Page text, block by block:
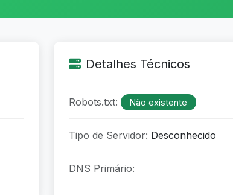
Detalhes Técnicos
Robots.txt: Não existente
Tipo de Servidor: Desconhecido
DNS Primário: